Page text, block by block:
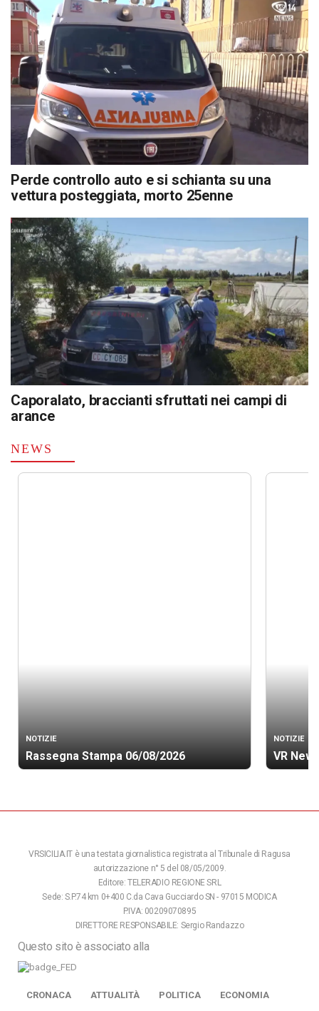
Perde controllo auto e si schianta su una
vettura posteggiata, morto 25enne
Caporalato, braccianti sfruttati nei campi di
arance
NEWS
NOTIZIE
Rassegna Stampa 06/08/2026
NOTIZIE
VR
VRSICILIA.IT è una testata giornalistica registrata al Tribunale di Ragusa
autorizzazione n° 5 del 08/05/2009.
Editore: TELERADIO REGIONE SRL
Sede: S.P.74 km 0+400 C.da Cava Gucciardo SN - 97015 MODICA
P.IVA: 00209070895
DIRETTORE RESPONSABILE: Sergio Randazzo
Questo sito è associato alla
CRONACA ATTUALITÀ POLITICA ECONOMIA